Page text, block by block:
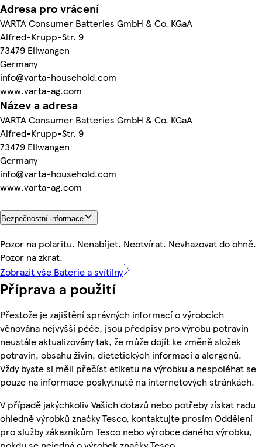
Adresa pro vrácení
VARTA Consumer Batteries GmbH & Co. KGaA
Alfred-Krupp-Str. 9
73479 Ellwangen
Germany
info@varta-household.com
www.varta-ag.com
Název a adresa
VARTA Consumer Batteries GmbH & Co. KGaA
Alfred-Krupp-Str. 9
73479 Ellwangen
Germany
info@varta-household.com
www.varta-ag.com
Bezpečnostní informace
Pozor na polaritu. Nenabíjet. Neotvírat. Nevhazovat do ohně.
Pozor na zkrat.
Zobrazit vše Baterie a svítilny
Příprava a použití
Přestože je zajištění správných informací o výrobcích
věnována nejvyšší péče, jsou předpisy pro výrobu potravin
neustále aktualizovány tak, že může dojít ke změně složek
potravin, obsahu živin, dietetických informací a alergenů.
Vždy byste si měli přečíst etiketu na výrobku a nespoléhat se
pouze na informace poskytnuté na internetových stránkách.
V případě jakýchkoliv Vašich dotazů nebo potřeby získat radu
ohledně výrobků značky Tesco, kontaktujte prosím Oddělení
pro služby zákazníkům Tesco nebo výrobce daného výrobku,